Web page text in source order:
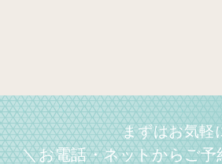
まずはお気軽
＼お電話・ネットからご予